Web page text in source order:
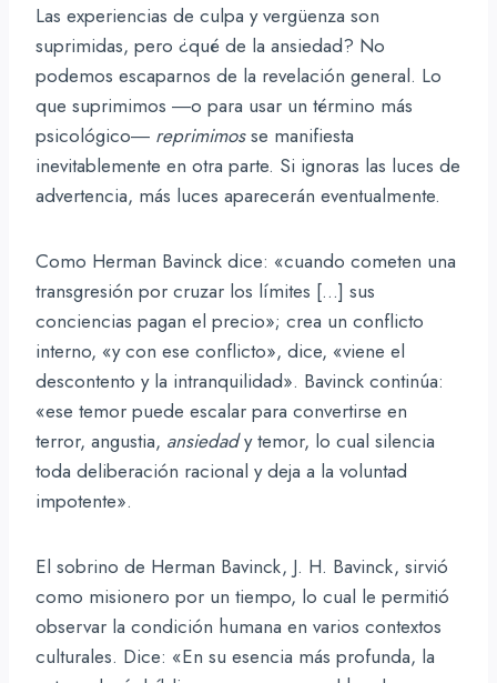
Las experiencias de culpa y vergüenza son
suprimidas, pero ¿qué de la ansiedad? No
podemos escaparnos de la revelación general. Lo
que suprimimos ―o para usar un término más
psicológico― reprimimosse manifiesta
inevitablemente en otra parte. Si ignoras las luces de
advertencia, más luces aparecerán eventualmente.
Como Herman Bavinck dice: «cuando cometen una
transgresión por cruzar los límites […] sus
conciencias pagan el precio»; crea un conflicto
interno, «y con ese conflicto», dice, «viene el
descontento y la intranquilidad». Bavinck continúa:
«ese temor puede escalar para convertirse en
terror, angustia, ansiedady temor, lo cual silencia
toda deliberación racional y deja a la voluntad
impotente».
El sobrino de Herman Bavinck, J. H. Bavinck, sirvió
como misionero por un tiempo, lo cual le permitió
observar la condición humana en varios contextos
culturales. Dice: «En su esencia más profunda, la